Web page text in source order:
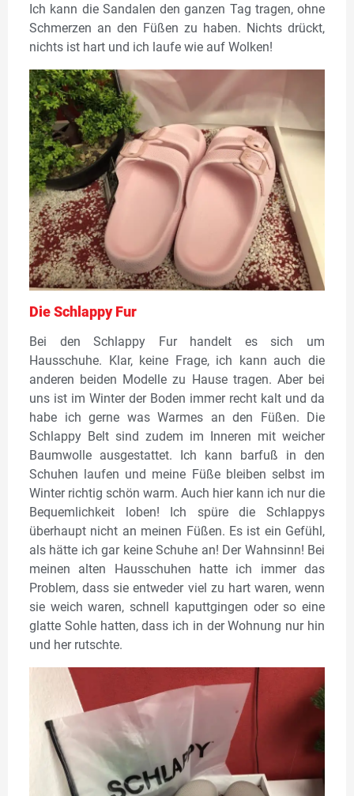
Ich kann die Sandalen den ganzen Tag tragen, ohne
Schmerzen an den Füßen zu haben. Nichts drückt,
nichts ist hart und ich laufe wie auf Wolken!
Die Schlappy Fur
Bei den Schlappy Fur handelt es sich um
Hausschuhe. Klar, keine Frage, ich kann auch die
anderen beiden Modelle zu Hause tragen. Aber bei
uns ist im Winter der Boden immer recht kalt und da
habe ich gerne was Warmes an den Füßen. Die
Schlappy Belt sind zudem im Inneren mit weicher
Baumwolle ausgestattet. Ich kann barfuß in den
Schuhen laufen und meine Füße bleiben selbst im
Winter richtig schön warm. Auch hier kann ich nur die
Bequemlichkeit loben! Ich spüre die Schlappys
überhaupt nicht an meinen Füßen. Es ist ein Gefühl,
als hätte ich gar keine Schuhe an! Der Wahnsinn! Bei
meinen alten Hausschuhen hatte ich immer das
Problem, dass sie entweder viel zu hart waren, wenn
sie weich waren, schnell kaputtgingen oder so eine
glatte Sohle hatten, dass ich in der Wohnung nur hin
und her rutschte.